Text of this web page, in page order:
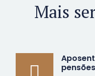
Mais
pensões